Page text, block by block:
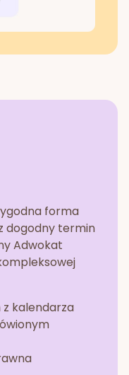
forma
dogodny termin
Adwokat
kalendarza